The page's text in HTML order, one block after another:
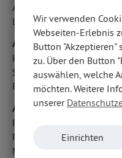
Antriebsschlupfregelung
LED-Scheinwerfer
Airbags
Kopfairbag vorn und
Seitenairbag vorn
Fahrer- /Beifahrerairbag
Audio &
Radio-Navigationssystem
Radio
Multimedia-System
Wir verwenden
Webseiten-Erlebnis
Button "Akzeptieren"
zu. Über den Button
auswählen, welche
möchten. Weitere
unserer
Einrichten